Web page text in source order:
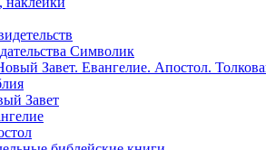
Символик
Завет. Евангелие. Апостол.
Завет